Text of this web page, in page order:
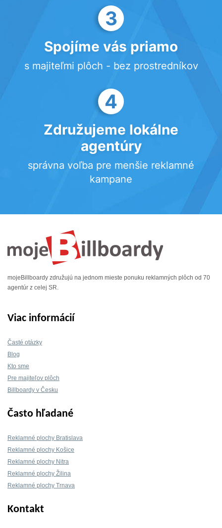
3
Spojíme vás priamo
s majiteľmi plôch - bez prostredníkov
4
Združujeme lokálne
agentúry
správna voľba pre menšie reklamné
kampane
mojeBillboardy združujú na jednom mieste ponuku reklamných plôch od 70
agentúr z celej SR.
Viac informácií
Časté otázky
Blog
Kto sme
Pre majiteľov plôch
Billboardy v Česku
Často hľadané
Reklamné plochy Bratislava
Reklamné plochy Košice
Reklamné plochy Nitra
Reklamné plochy Žilina
Reklamné plochy Trnava
Kontakt